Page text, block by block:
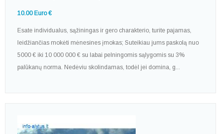
10.00 Euro €
Esate individualus, sąžiningas ir gero charakterio, turite pajamas,
leidžiančias mokėti mėnesines įmokas; Suteikiau jums paskolą nuo
5000 € iki 10 000 000 € su labai pelningomis sąlygomis su 3%
palūkanų norma. Nedėviu skolindamas, todėl jei domina, g...